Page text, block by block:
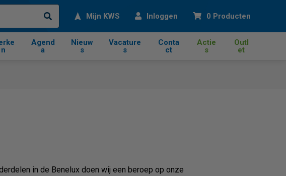
Zoeken Mijn KWS Inloggen 0 Producten
n
Agend
a
Nieuw
s
Vacature
s
Conta
ct
Actie
s
Outl
et
in de Benelux doen wij een beroep op onze